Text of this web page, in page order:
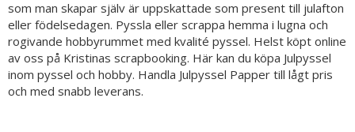
som man skapar själv är uppskattade som present till julafton
eller födelsedagen. Pyssla eller scrappa hemma i lugna och
rogivande hobbyrummet med kvalité pyssel. Helst köpt online
av oss på Kristinas scrapbooking. Här kan du köpa Julpyssel
inom pyssel och hobby. Handla Julpyssel Papper till lågt pris
och med snabb leverans.